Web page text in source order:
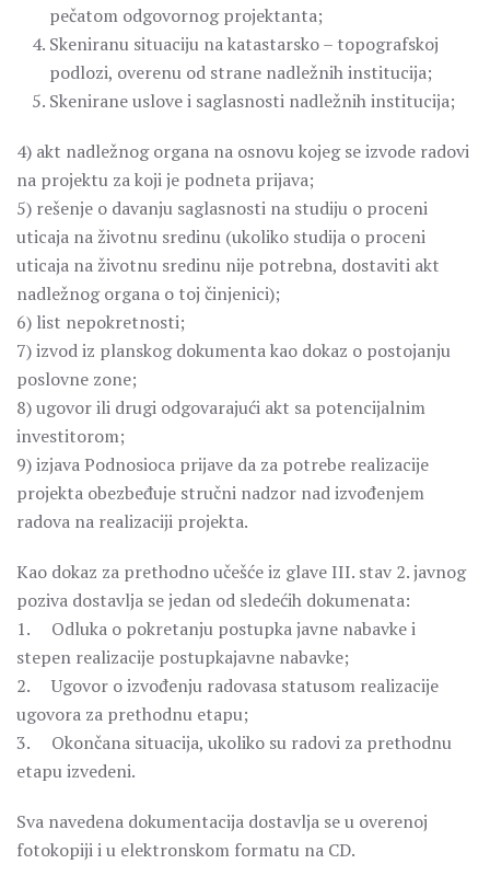
pečatom odgovornog projektanta;
Skeniranu situaciju na katastarsko – topografskoj
podlozi, overenu od strane nadležnih institucija;
Skenirane uslove i saglasnosti nadležnih institucija;
4) akt nadležnog organa na osnovu kojeg se izvode radovi
na projektu za koji je podneta prijava;
5) rešenje o davanju saglasnosti na studiju o proceni
uticaja na životnu sredinu (ukoliko studija o proceni
uticaja na životnu sredinu nije potrebna, dostaviti akt
nadležnog organa o toj činjenici);
6) list nepokretnosti;
7) izvod iz planskog dokumenta kao dokaz o postojanju
poslovne zone;
8) ugovor ili drugi odgovarajući akt sa potencijalnim
investitorom;
9) izjava Podnosioca prijave da za potrebe realizacije
projekta obezbeđuje stručni nadzor nad izvođenjem
radova na realizaciji projekta.
Kao dokaz za prethodno učešće iz glave III. stav 2. javnog
poziva dostavlja se jedan od sledećih dokumenata:
1. Odluka o pokretanju postupka javne nabavke i
stepen realizacije postupkajavne nabavke;
2. Ugovor o izvođenju radovasa statusom realizacije
ugovora za prethodnu etapu;
3. Okončana situacija, ukoliko su radovi za prethodnu
etapu izvedeni.
Sva navedena dokumentacija dostavlja se u overenoj
fotokopiji i u elektronskom formatu na CD.